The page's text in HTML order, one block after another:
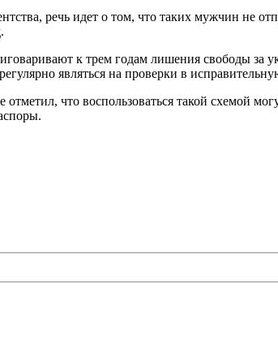
речь идет о том, что таких мужчин не
к трем годам лишения свободы за
являться на проверки в
отметил, что воспользоваться такой схемой